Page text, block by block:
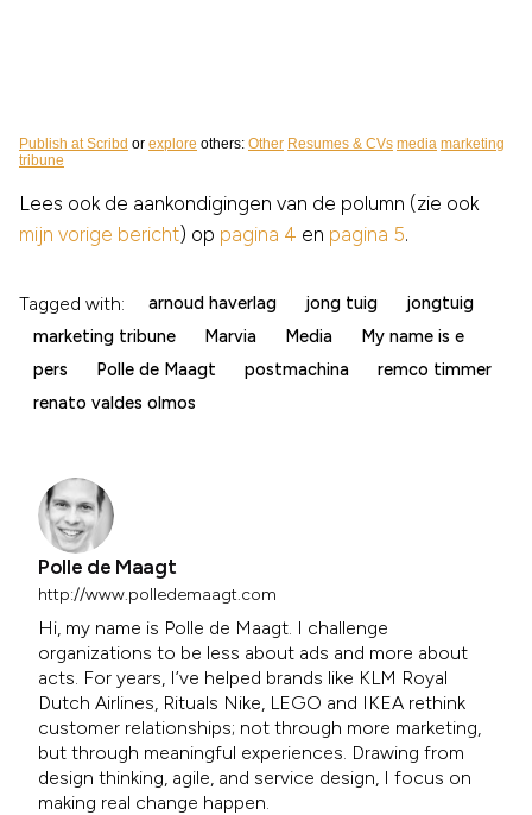
Publish at Scribd or explore others: Other Resumes & CVs media marketing
tribune
Lees ook de aankondigingen van de polumn (zie ook
mijn vorige bericht) op pagina 4 en pagina 5.
Tagged with: arnoud haverlag jong tuig
jongtuig
marketing tribune
Marvia Media
My name is e
pers
Polle de Maagt postmachina
remco timmer
renato valdes olmos
Polle de Maagt
http://www.polledemaagt.com
Hi, my name is Polle de Maagt. I challenge
organizations to be less about ads and more about
acts. For years, I’ve helped brands like KLM Royal
Dutch Airlines, Rituals Nike, LEGO and IKEA rethink
customer relationships; not through more marketing,
but through meaningful experiences. Drawing from
design thinking, agile, and service design, I focus on
making real change happen.